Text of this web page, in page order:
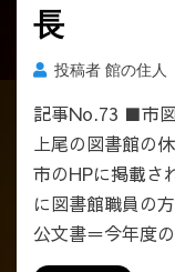
長
投稿者 館の住人
記事No.73 ■市
上尾の図書館の
市のHPに掲載さ
に図書館職員の
公文書＝今年度